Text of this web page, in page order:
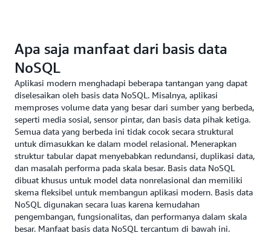
Apa saja manfaat dari basis data
NoSQL
Aplikasi modern menghadapi beberapa tantangan yang dapat
diselesaikan oleh basis data NoSQL. Misalnya, aplikasi
memproses volume data yang besar dari sumber yang berbeda,
seperti media sosial, sensor pintar, dan basis data pihak ketiga.
Semua data yang berbeda ini tidak cocok secara struktural
untuk dimasukkan ke dalam model relasional. Menerapkan
struktur tabular dapat menyebabkan redundansi, duplikasi data,
dan masalah performa pada skala besar. Basis data NoSQL
dibuat khusus untuk model data nonrelasional dan memiliki
skema fleksibel untuk membangun aplikasi modern. Basis data
NoSQL digunakan secara luas karena kemudahan
pengembangan, fungsionalitas, dan performanya dalam skala
besar. Manfaat basis data NoSQL tercantum di bawah ini.